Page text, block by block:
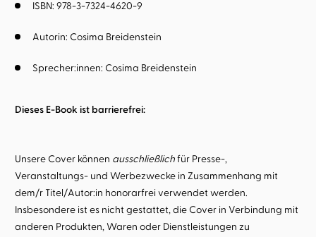
ISBN: 978-3-7324-4620-9
Autorin: Cosima Breidenstein
Sprecher:innen: Cosima Breidenstein
Dieses E-Book ist barrierefrei:
Unsere Cover können ausschließlichfür Presse-,
Veranstaltungs- und Werbezwecke in Zusammenhang mit
dem/r Titel/Autor:in honorarfrei verwendet werden.
Insbesondere ist es nicht gestattet, die Cover in Verbindung mit
anderen Produkten, Waren oder Dienstleistungen zu